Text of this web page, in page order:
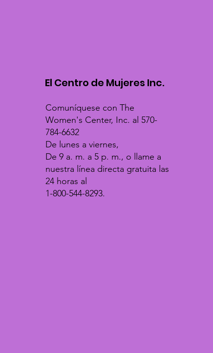
El Centro de Mujeres Inc.
Comuníquese con The
Women's Center, Inc. al 570-
784-6632
De lunes a viernes,
De 9 a. m. a 5 p. m., o llame a
nuestra línea directa gratuita las
24 horas al
1-800-544-8293.